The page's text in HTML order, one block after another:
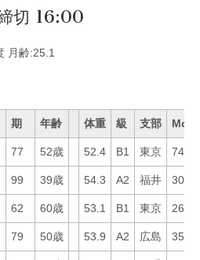
切 16:00
月齢:25.1
期 年齢 体重 級 支部 Mo
77 52歳 52.4 B1 東京 74
99 39歳 54.3 A2 福井 30
62 60歳 53.1 B1 東京 26
79 50歳 53.9 A2 広島 35